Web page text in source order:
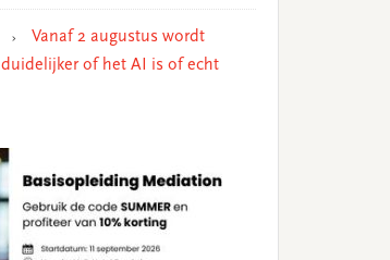
Vanaf 2 augustus wordt
duidelijker of het AI is of echt